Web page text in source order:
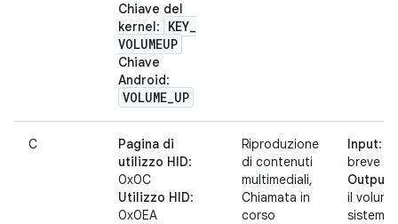
Chiave del
kernel: KEY_
VOLUMEUP
Chiave
Android:
VOLUME_UP
C
Pagina di
utilizzo HID:
0x0C
Utilizzo HID:
0x0EA
Riproduzione
di contenuti
multimediali,
Chiamata in
corso
Input:
breve o
Output
il
sistema